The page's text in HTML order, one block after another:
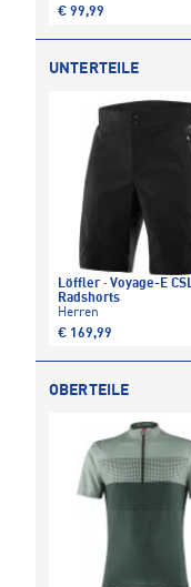
€ 99,99
UNTERTEILE
Löffler· Voyage-E
Radshorts
Herren
€ 169,99
OBERTEILE